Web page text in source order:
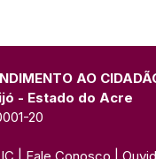
AO
- Estado do Acre
20